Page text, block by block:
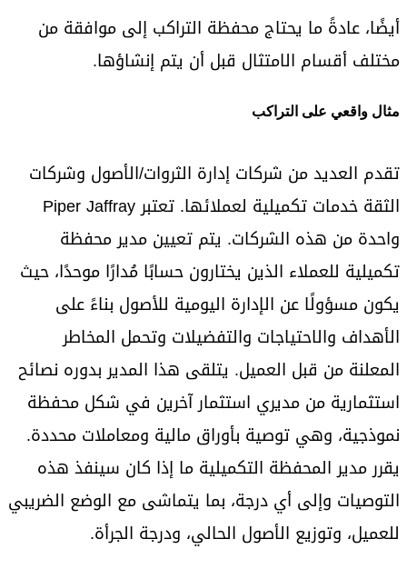
أيضًا، عادةً ما يحتاج محفظة التراكب إلى موافقة من
مختلف أقسام الامتثال قبل أن يتم إنشاؤها.
مثال واقعي على التراكب
تقدم العديد من شركات إدارة الثروات/الأصول وشركات
الثقة خدمات تكميلية لعملائها. تعتبر Piper Jaffray
واحدة من هذه الشركات. يتم تعيين مدير محفظة
تكميلية للعملاء الذين يختارون حسابًا مُدارًا موحدًا، حيث
يكون مسؤولًا عن الإدارة اليومية للأصول بناءً على
الأهداف والاحتياجات والتفضيلات وتحمل المخاطر
المعلنة من قبل العميل. يتلقى هذا المدير بدوره نصائح
استثمارية من مديري استثمار آخرين في شكل محفظة
نموذجية، وهي توصية بأوراق مالية ومعاملات محددة.
يقرر مدير المحفظة التكميلية ما إذا كان سينفذ هذه
التوصيات وإلى أي درجة، بما يتماشى مع الوضع الضريبي
للعميل، وتوزيع الأصول الحالي، ودرجة الجرأة.